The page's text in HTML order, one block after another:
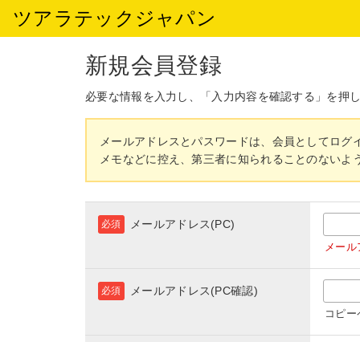
ツアラテックジャパン
新規会員登録
必要な情報を入力し、「入力内容を確認する」を押
メールアドレスとパスワードは、会員としてログ
メモなどに控え、第三者に知られることのないよ
メールアドレス(PC)
必須
メー
メールアドレス(PC確認)
必須
コピ